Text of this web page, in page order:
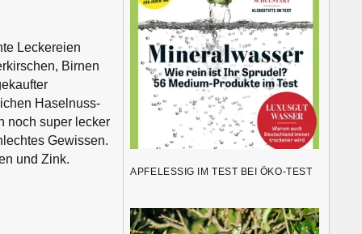
Leckereien
Birnen
Haselnuss-
noch super lecker
Gewissen.
und Zink.
APFELESSIG IM TEST BEI ÖKO-TEST